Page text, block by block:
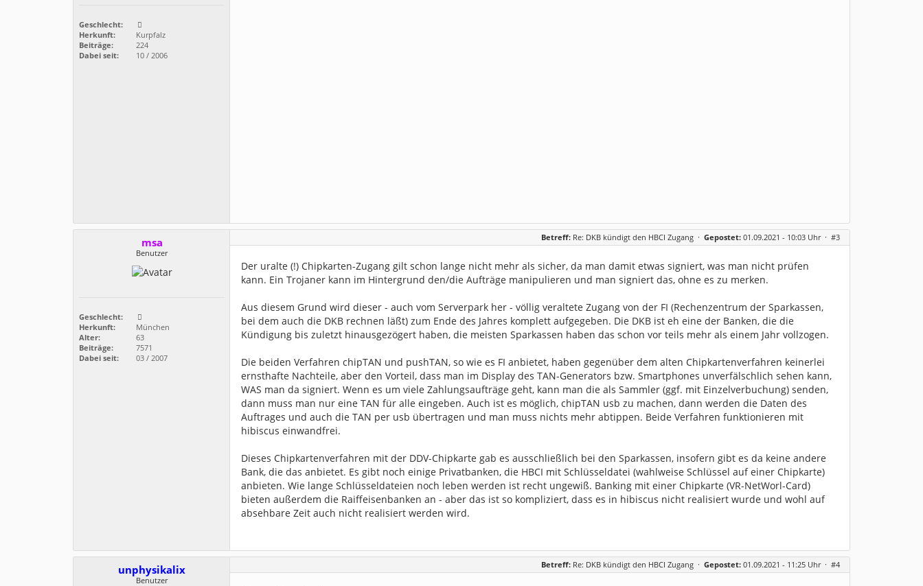
Geschlecht:
Herkunft:
Kurpfalz
Beiträge:
224
Dabei seit:
10 / 2006
msa
Benutzer
Geschlecht:
Herkunft:
München
Alter:
63
Beiträge:
7571
Dabei seit:
03 / 2007
Betreff: Re: DKB kündigt den HBCI Zugang · Gepostet: 01.09.2021 - 10:03 Uhr · #3
Der uralte (!) Chipkarten-Zugang gilt schon lange nicht mehr als sicher, da man damit etwas signiert, was man nicht prüfen
kann. Ein Trojaner kann im Hintergrund den/die Aufträge manipulieren und man signiert das, ohne es zu merken.
Aus diesem Grund wird dieser - auch vom Serverpark her - völlig veraltete Zugang von der FI (Rechenzentrum der Sparkassen,
bei dem auch die DKB rechnen läßt) zum Ende des Jahres komplett aufgegeben. Die DKB ist eh eine der Banken, die die
Kündigung bis zuletzt hinausgezögert haben, die meisten Sparkassen haben das schon vor teils mehr als einem Jahr vollzogen.
Die beiden Verfahren chipTAN und pushTAN, so wie es FI anbietet, haben gegenüber dem alten Chipkartenverfahren keinerlei
ernsthafte Nachteile, aber den Vorteil, dass man im Display des TAN-Generators bzw. Smartphones unverfälschlich sehen kann,
WAS man da signiert. Wenn es um viele Zahlungsaufträge geht, kann man die als Sammler (ggf. mit Einzelverbuchung) senden,
dann muss man nur eine TAN für alle eingeben. Auch ist es möglich, chipTAN usb zu machen, dann werden die Daten des
Auftrages und auch die TAN per usb übertragen und man muss nichts mehr abtippen. Beide Verfahren funktionieren mit
hibiscus einwandfrei.
Dieses Chipkartenverfahren mit der DDV-Chipkarte gab es ausschließlich bei den Sparkassen, insofern gibt es da keine andere
Bank, die das anbietet. Es gibt noch einige Privatbanken, die HBCI mit Schlüsseldatei (wahlweise Schlüssel auf einer Chipkarte)
anbieten. Wie lange Schlüsseldateien noch leben werden ist recht ungewiß. Banking mit einer Chipkarte (VR-NetWorl-Card)
bieten außerdem die Raiffeisenbanken an - aber das ist so kompliziert, dass es in hibiscus nicht realisiert wurde und wohl auf
absehbare Zeit auch nicht realisiert werden wird.
unphysikalix
Benutzer
Betreff: Re: DKB kündigt den HBCI Zugang · Gepostet: 01.09.2021 - 11:25 Uhr · #4